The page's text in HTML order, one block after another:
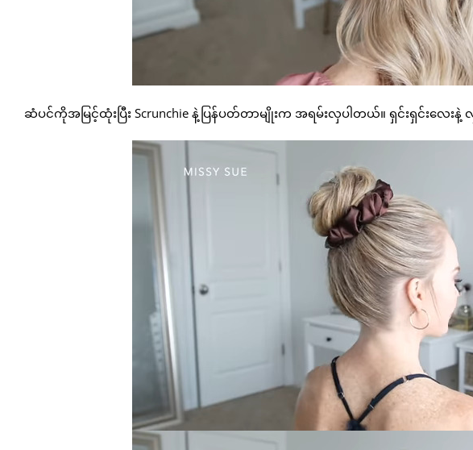
ဆံပင်ကိုအမြင့်ထုံးပြီး Scrunchie နဲ့ပြန်ပတ်တာမျိုးက အရမ်းလှပါတယ်။ ရှင်းရှင်းလေးနဲ့